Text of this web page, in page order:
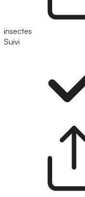
insectes
Suivi